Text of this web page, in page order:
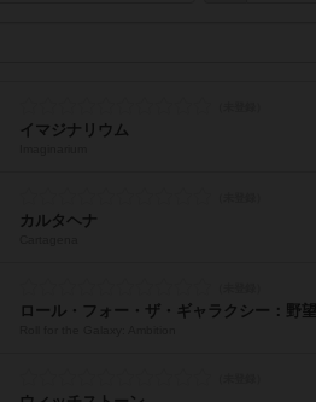
イマジナリウム
カルタヘナ
ロール・フォー・ザ・ギャラクシー：野